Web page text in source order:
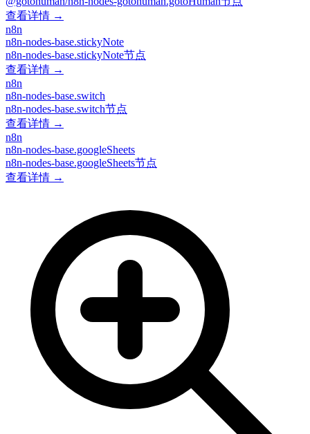
查看详情 →
n8n
n8n-nodes-base.stickyNote
n8n-nodes-base.stickyNote节点
查看详情 →
n8n
n8n-nodes-base.switch
n8n-nodes-base.switch节点
查看详情 →
n8n
n8n-nodes-base.googleSheets
n8n-nodes-base.googleSheets节点
查看详情 →